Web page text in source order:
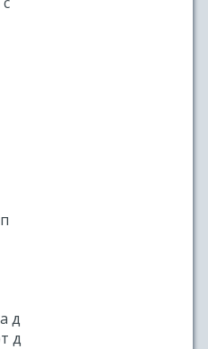
д
д